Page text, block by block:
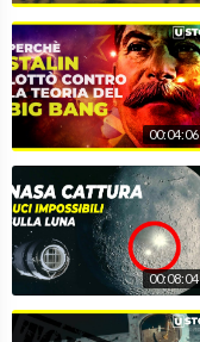
00:04:06
00:08:04